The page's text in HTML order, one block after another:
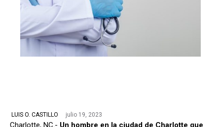
LUIS O. CASTILLO julio 19, 2023
Charlotte, NC.- Un hombre en la ciudad de Charlotte que